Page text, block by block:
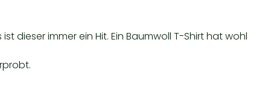
dieser immer ein Hit. Ein Baumwoll T-Shirt hat wohl